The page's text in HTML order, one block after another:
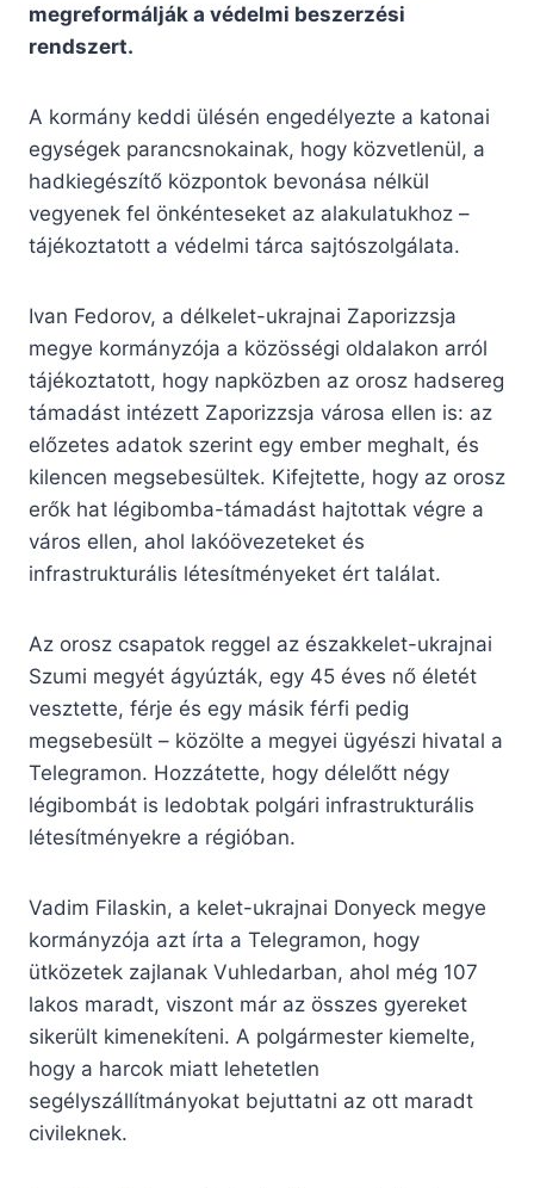
megreformálják a védelmi beszerzési
rendszert.
A kormány keddi ülésén engedélyezte a katonai
egységek parancsnokainak, hogy közvetlenül, a
hadkiegészítő központok bevonása nélkül
vegyenek fel önkénteseket az alakulatukhoz –
tájékoztatott a védelmi tárca sajtószolgálata.
Ivan Fedorov, a délkelet-ukrajnai Zaporizzsja
megye kormányzója a közösségi oldalakon arról
tájékoztatott, hogy napközben az orosz hadsereg
támadást intézett Zaporizzsja városa ellen is: az
előzetes adatok szerint egy ember meghalt, és
kilencen megsebesültek. Kifejtette, hogy az orosz
erők hat légibomba-támadást hajtottak végre a
város ellen, ahol lakóövezeteket és
infrastrukturális létesítményeket ért találat.
Az orosz csapatok reggel az északkelet-ukrajnai
Szumi megyét ágyúzták, egy 45 éves nő életét
vesztette, férje és egy másik férfi pedig
megsebesült – közölte a megyei ügyészi hivatal a
Telegramon. Hozzátette, hogy délelőtt négy
légibombát is ledobtak polgári infrastrukturális
létesítményekre a régióban.
Vadim Filaskin, a kelet-ukrajnai Donyeck megye
kormányzója azt írta a Telegramon, hogy
ütközetek zajlanak Vuhledarban, ahol még 107
lakos maradt, viszont már az összes gyereket
sikerült kimenekíteni. A polgármester kiemelte,
hogy a harcok miatt lehetetlen
segélyszállítmányokat bejuttatni az ott maradt
civileknek.